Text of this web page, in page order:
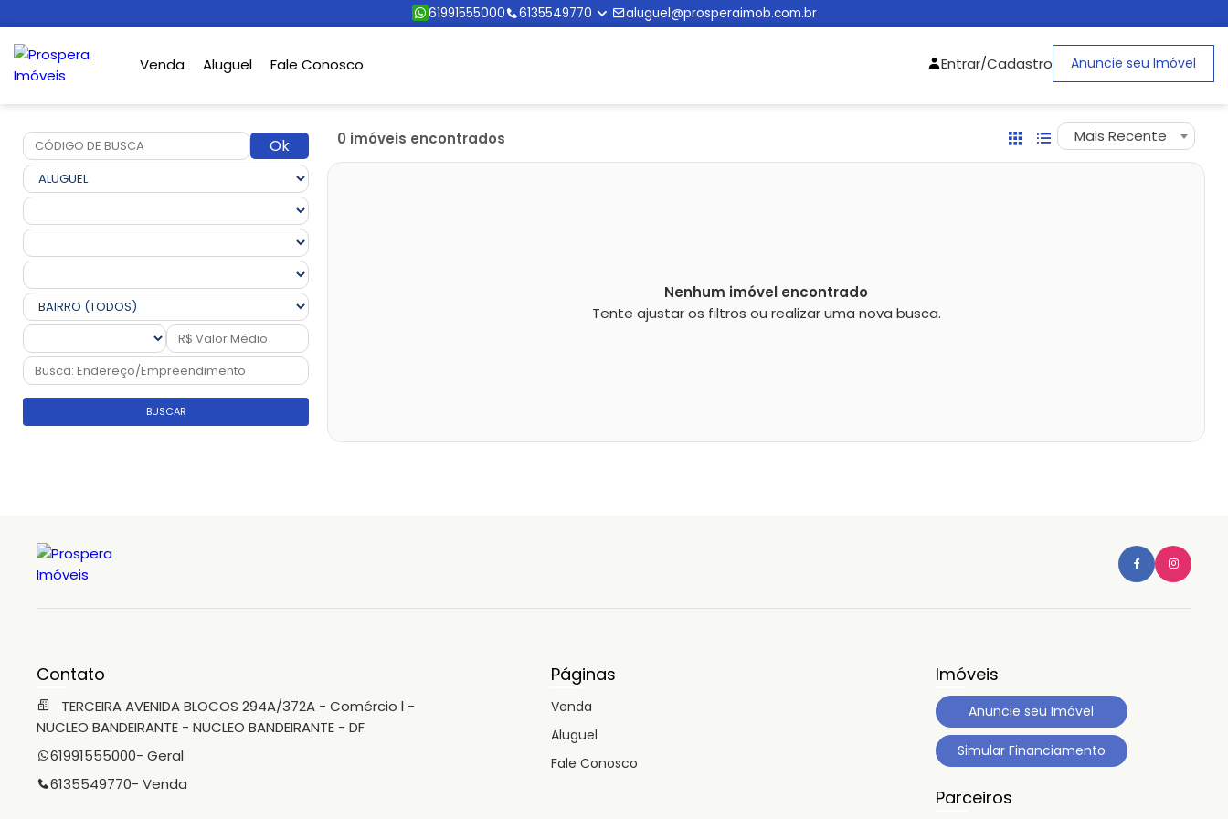
61991555000 6135549770 aluguel@prosperaimob.com.br
Venda Aluguel Fale Conosco Entrar/Cadastro Anuncie seu Imóvel
Ok
BUSCAR
0 imóveis encontrados Mais Recente
Nenhum imóvel encontrado
Tente ajustar os filtros ou realizar uma nova busca.
Contato
TERCEIRA AVENIDA BLOCOS 294A/372A - Comércio l -
NUCLEO BANDEIRANTE - NUCLEO BANDEIRANTE - DF
61991555000- Geral
6135549770- Venda
Páginas
Venda
Aluguel
Fale Conosco
Imóveis
Anuncie seu Imóvel
Simular Financiamento
Parceiros